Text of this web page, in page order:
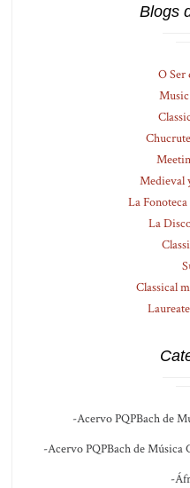
Blogs
O Ser
Medieval
La
La
Classical
-Acervo PQPBach de
-Acervo PQPBach de
-